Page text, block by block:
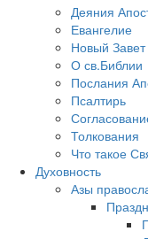
Деяния
Евангелие
Новый Завет
О св.Библии
Послания
Псалтирь
Толкования
Что такое
Духовность
Азы